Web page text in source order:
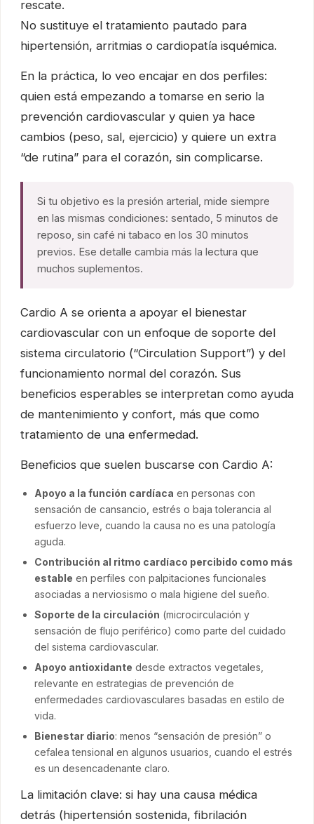
rescate.
No sustituye el tratamiento pautado para
hipertensión, arritmias o cardiopatía isquémica.
En la práctica, lo veo encajar en dos perfiles:
quien está empezando a tomarse en serio la
prevención cardiovascular y quien ya hace
cambios (peso, sal, ejercicio) y quiere un extra
“de rutina” para el corazón, sin complicarse.
Si tu objetivo es la presión arterial, mide siempre
en las mismas condiciones: sentado, 5 minutos de
reposo, sin café ni tabaco en los 30 minutos
previos. Ese detalle cambia más la lectura que
muchos suplementos.
Cardio A se orienta a apoyar el bienestar
cardiovascular con un enfoque de soporte del
sistema circulatorio (“Circulation Support”) y del
funcionamiento normal del corazón. Sus
beneficios esperables se interpretan como ayuda
de mantenimiento y confort, más que como
tratamiento de una enfermedad.
Beneficios que suelen buscarse con Cardio A:
Apoyo a la función cardíaca en personas con
sensación de cansancio, estrés o baja tolerancia al
esfuerzo leve, cuando la causa no es una patología
aguda.
Contribución al ritmo cardíaco percibido como más
estable en perfiles con palpitaciones funcionales
asociadas a nerviosismo o mala higiene del sueño.
Soporte de la circulación (microcirculación y
sensación de flujo periférico) como parte del cuidado
del sistema cardiovascular.
Apoyo antioxidante desde extractos vegetales,
relevante en estrategias de prevención de
enfermedades cardiovasculares basadas en estilo de
vida.
Bienestar diario: menos “sensación de presión” o
cefalea tensional en algunos usuarios, cuando el estrés
es un desencadenante claro.
La limitación clave: si hay una causa médica
detrás (hipertensión sostenida, fibrilación